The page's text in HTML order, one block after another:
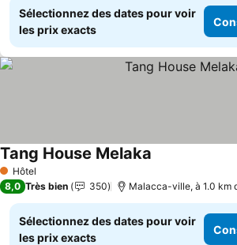
Sélectionnez des dates pour voir
les prix exacts
1 Étoiles
Hôtel
Tang House Melaka
8,0 Très bien 350 Malacca-ville, à 1.0 km
Sélectionnez des dates pour voir
les prix exacts